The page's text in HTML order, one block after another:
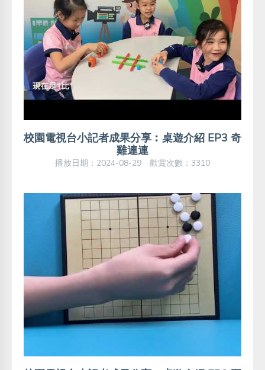
校園電視台小記者成果分享︰桌遊介紹 EP3 奇
雞連連
播放日期：2024-08-29 歡賞次數：3310